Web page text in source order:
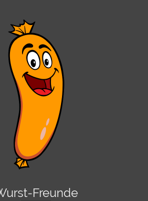
Freunde